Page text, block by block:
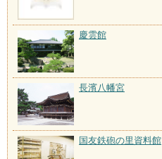
慶雲館
長濱八幡宮
国友鉄砲の里資料館